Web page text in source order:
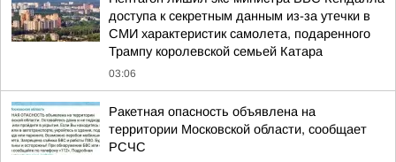
доступа к секретным данным из-за утечки в
СМИ характеристик самолета, подаренного
Трампу королевской семьей Катара
03:06
Ракетная опасность объявлена на
территории Московской области, сообщает
РСЧС